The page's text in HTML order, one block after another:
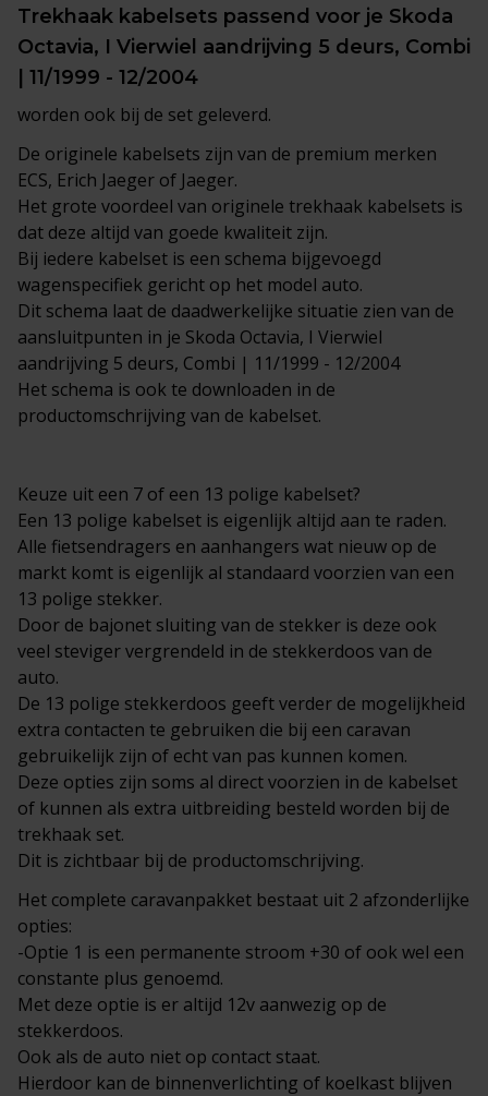
Trekhaak kabelsets passend voor je Skoda
Octavia, I Vierwiel aandrijving 5 deurs, Combi
| 11/1999 - 12/2004
worden ook bij de set geleverd.
De originele kabelsets zijn van de premium merken
ECS, Erich Jaeger of Jaeger.
Het grote voordeel van originele trekhaak kabelsets is
dat deze altijd van goede kwaliteit zijn.
Bij iedere kabelset is een schema bijgevoegd
wagenspecifiek gericht op het model auto.
Dit schema laat de daadwerkelijke situatie zien van de
aansluitpunten in je Skoda Octavia, I Vierwiel
aandrijving 5 deurs, Combi | 11/1999 - 12/2004
Het schema is ook te downloaden in de
productomschrijving van de kabelset.
Keuze uit een 7 of een 13 polige kabelset?
Een 13 polige kabelset is eigenlijk altijd aan te raden.
Alle fietsendragers en aanhangers wat nieuw op de
markt komt is eigenlijk al standaard voorzien van een
13 polige stekker.
Door de bajonet sluiting van de stekker is deze ook
veel steviger vergrendeld in de stekkerdoos van de
auto.
De 13 polige stekkerdoos geeft verder de mogelijkheid
extra contacten te gebruiken die bij een caravan
gebruikelijk zijn of echt van pas kunnen komen.
Deze opties zijn soms al direct voorzien in de kabelset
of kunnen als extra uitbreiding besteld worden bij de
trekhaak set.
Dit is zichtbaar bij de productomschrijving.
Het complete caravanpakket bestaat uit 2 afzonderlijke
opties:
-Optie 1 is een permanente stroom +30 of ook wel een
constante plus genoemd.
Met deze optie is er altijd 12v aanwezig op de
stekkerdoos.
Ook als de auto niet op contact staat.
Hierdoor kan de binnenverlichting of koelkast blijven